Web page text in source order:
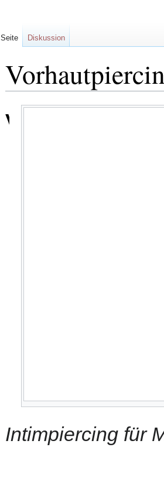
Navigation
Suche
Vorhautpiercing
Intimpiercing für
Seite Diskussion